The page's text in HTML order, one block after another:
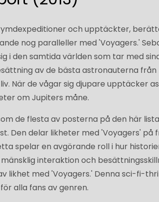
och upptäckter,
nog paralleller med 'Voyagers.'
i den samtida världen som tar med
av de bästa astronauterna
När de vågar sig djupare upptäcker
om Jupiters måne.
de flesta av posterna på den här
Den delar likheter med 'Voyagers' på
spelar en avgörande roll i hur
interaktion och
likhet med 'Voyagers.' Denna sci-fi-
alla fans av genren.